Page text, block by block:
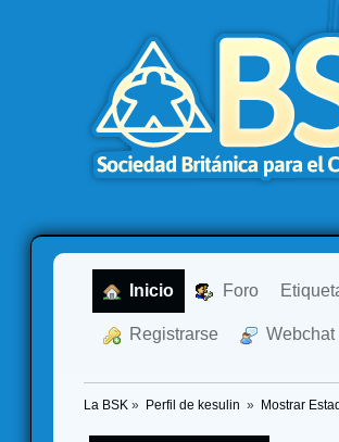
Inicio Foro
Registrarse Webchat
La BSK » Perfil de kesulin » Mostrar